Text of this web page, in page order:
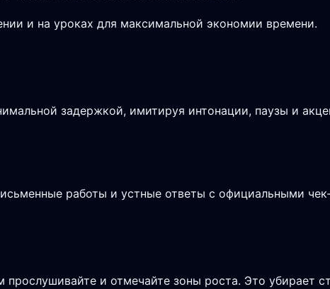
и на уроках для максимальной экономии времени.
задержкой, имитируя интонации, паузы и
работы и устные ответы с официальными
и отмечайте зоны роста. Это убирает